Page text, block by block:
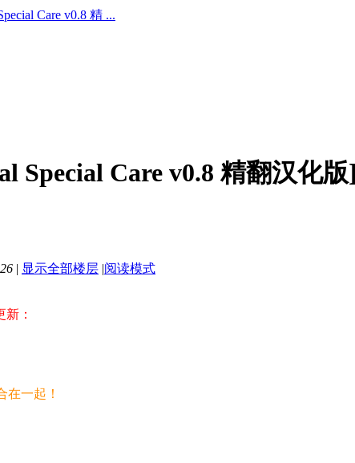
Care v0.8 精 ...
Special Care v0.8 精翻汉化
| 显示全部楼层 |阅读模式
：
在一起！